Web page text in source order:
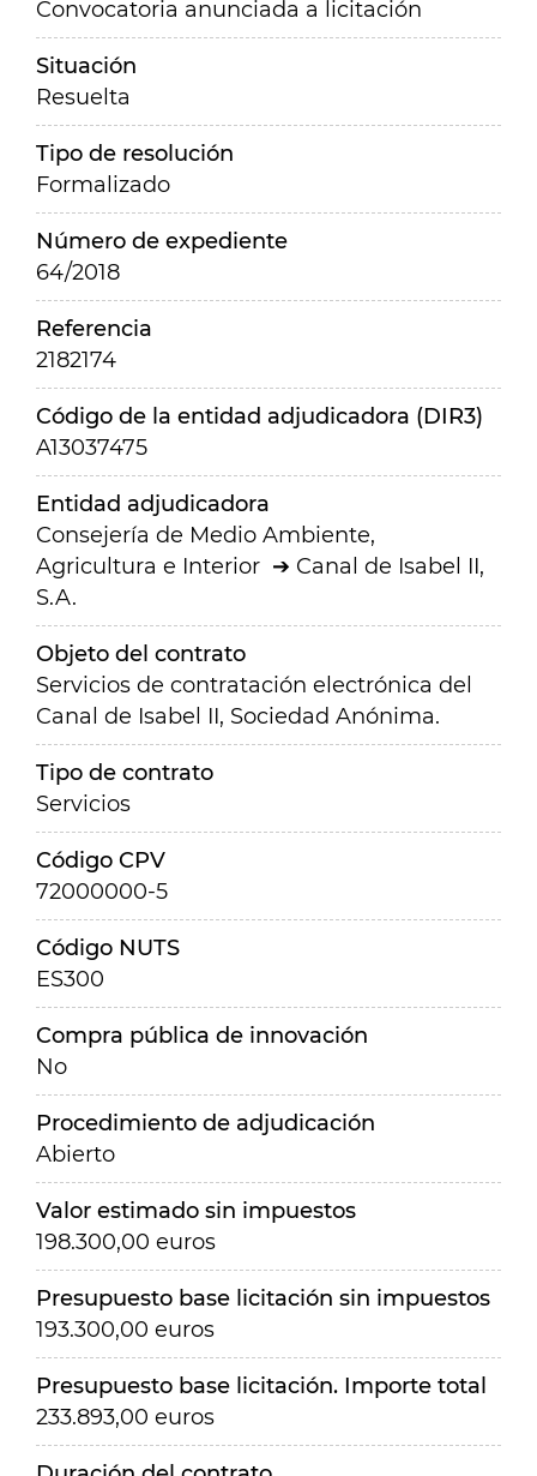
Convocatoria anunciada a licitación
Situación
Resuelta
Tipo de resolución
Formalizado
Número de expediente
64/2018
Referencia
2182174
Código de la entidad adjudicadora (DIR3)
A13037475
Entidad adjudicadora
Consejería de Medio Ambiente,
Agricultura e Interior
Canal de Isabel II,
S.A.
Objeto del contrato
Servicios de contratación electrónica del
Canal de Isabel II, Sociedad Anónima.
Tipo de contrato
Servicios
Código CPV
72000000-5
Código NUTS
ES300
Compra pública de innovación
No
Procedimiento de adjudicación
Abierto
Valor estimado sin impuestos
198.300,00 euros
Presupuesto base licitación sin impuestos
193.300,00 euros
Presupuesto base licitación. Importe total
233.893,00 euros